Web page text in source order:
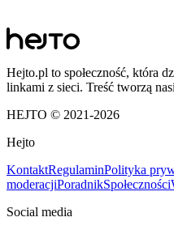
Hejto.pl to społeczność, która
linkami z sieci. Treść tworzą
HEJTO © 2021-2026
Hejto
KontaktRegulaminPolityka
moderacjiPoradnikSpołeczności
Social media